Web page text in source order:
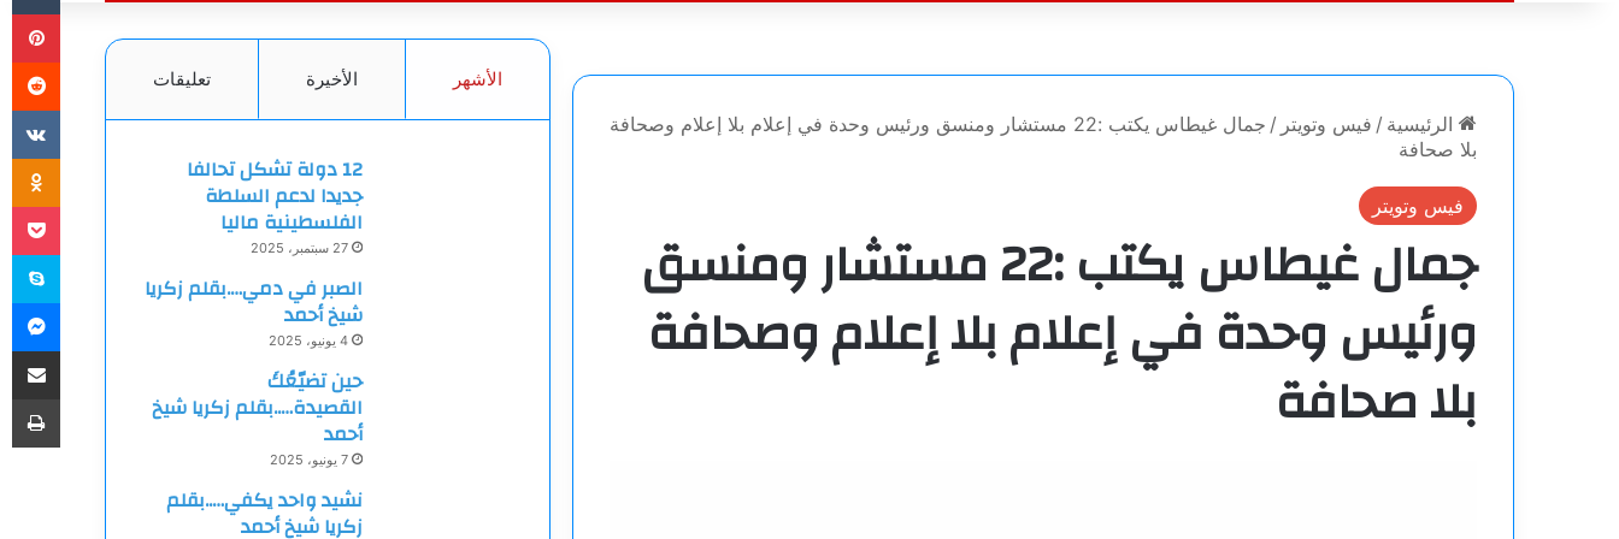
عن
الرئيسية / فيس وتويتر /
جمال غيطاس يكتب :22 مستشار ومنسق ورئيس وحدة في إعلام بلا إعلام وصحافة
بلا صحافة
فيس وتويتر
جمال غيطاس يكتب :22 مستشار ومنسق
ورئيس وحدة في إعلام بلا إعلام وصحافة
بلا صحافة
الأشهر الأخيرة تعليقات
12 دولة تشكل تحالفا
جديدا لدعم السلطة
الفلسطينية ماليا
27 سبتمبر، 2025
الصبر في دمي….بقلم زكريا
شيخ أحمد
4 يونيو، 2025
حين تضيّعُكَ
القصيدة…..بقلم زكريا شيخ
أحمد
7 يونيو، 2025
نشيد واحد يكفي…..بقلم
زكريا شيخ أحمد